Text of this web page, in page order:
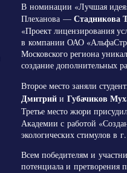
В номинации «Лучшая
Плеханова — Стадникова
«Проект лицензирования
в компании ОАО
Московского региона
создание дополнительных
Второе место заняли
Дмитрий и Губачиков
Третье место жюри
Академии с работой
экологических стимулов в
Всем победителям и
потенциала и претворения